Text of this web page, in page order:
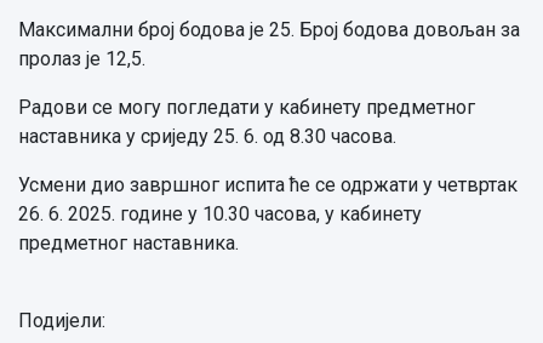
Максимални број бодова је 25. Број бодова довољан за
пролаз је 12,5.
Радови се могу погледати у кабинету предметног
наставника у сриједу 25. 6. од 8.30 часова.
Усмени дио завршног испита ће се одржати у четвртак
26. 6. 2025. године у 10.30 часова, у кабинету
предметног наставника.
Подијели: